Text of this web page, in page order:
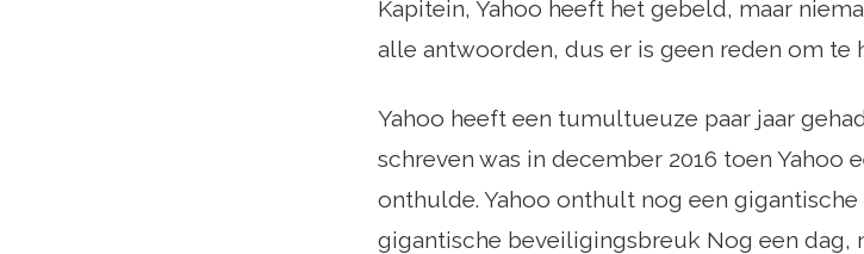
Kapitein, Yahoo heeft het gebeld, maar
alle antwoorden, dus er is geen reden om te
Yahoo heeft een tumultueuze paar jaar
schreven was in december 2016 toen
onthulde. Yahoo onthult nog een
gigantische beveiligingsbreuk Nog een dag,